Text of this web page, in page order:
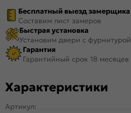
Бесплатный выезд замерщика
Составим лист замеров
Быстрая установка
Установим двери с фурнитурой
Гарантия
Гарантийный срок 18 месяцев
Характеристики
Артикул: